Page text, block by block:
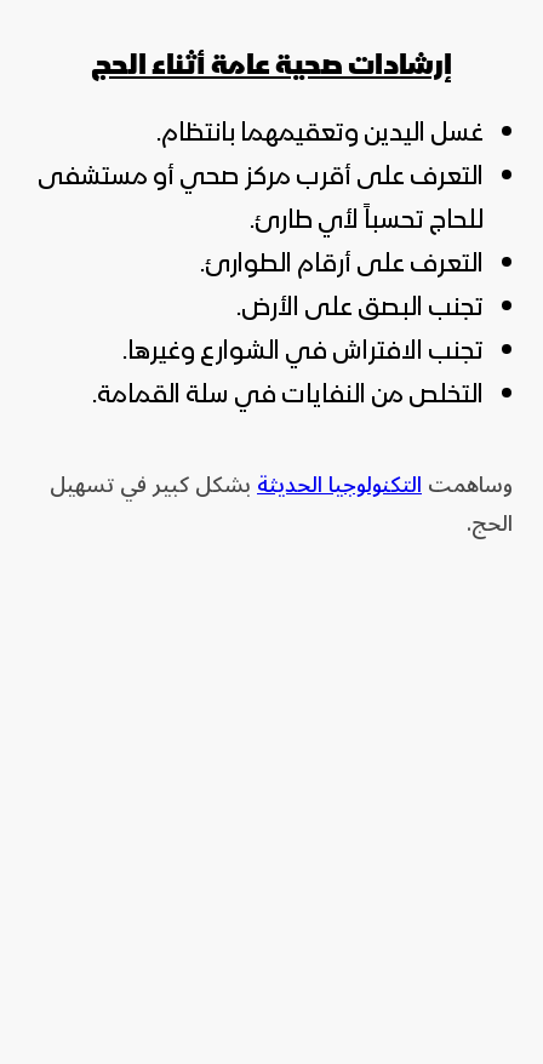
إرشادات صحية عامة أثناء الحج
غسل اليدين وتعقيمهما بانتظام.
التعرف على أقرب مركز صحي أو مستشفى
للحاج تحسباً لأي طارئ.
التعرف على أرقام الطوارئ.
تجنب البصق على الأرض.
تجنب الافتراش في الشوارع وغيرها.
التخلص من النفايات في سلة القمامة.
وساهمتالتكنولوجيا الحديثةبشكل كبير في تسهيل
الحج.